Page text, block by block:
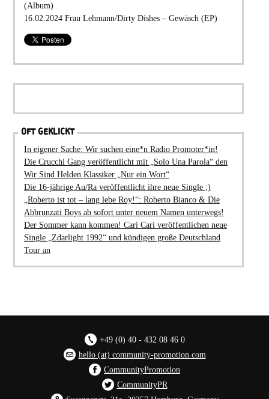
(Album)
16.02.2024 Frau Lehmann/Dirty Dishes – Gewäsch (EP)
OFT GEKLICKT
In eigener Sache: Wir suchen eine*n Radio Promoter*in!
Die Crucchi Gang veröffentlicht mit „Solo Una Parola“ den
Wir Sind Helden Klassiker „Nur ein Wort“
Die 16-jährige Au/Ra veröffentlicht ihre neue Single ;)
„Roberto ist tot – lang lebe Roy!“: Roberto Bianco & Die
Abbrunzati Boys ab sofort unter neuem Namen unterwegs!
Der Sommer kann kommen! Cari Cari veröffentlichen neue
Single „Zdarlight 1992“ und kündigen große Deutschland
Tour an
+49 (0) 40 - 432 08 46 0
hello (at) community-promotion.com
CommunityPromotion
CommunityPR